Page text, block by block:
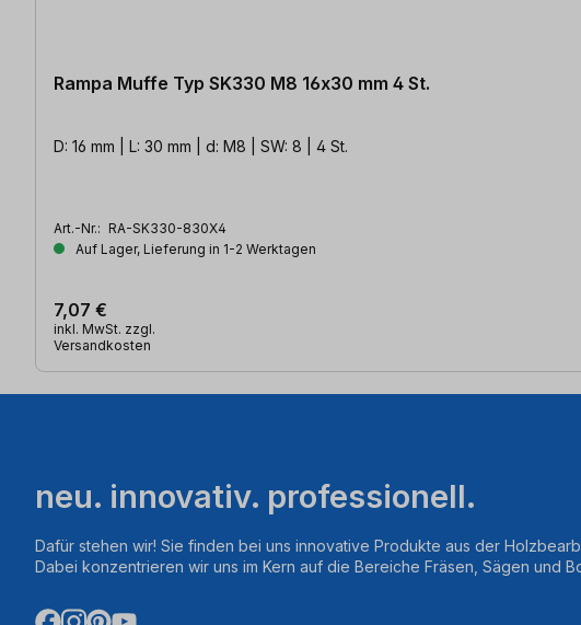
Rampa Muffe Typ SK330 M8 16x30 mm 4 St.
D: 16 mm | L: 30 mm | d: M8 | SW: 8 | 4 St.
Art.-Nr.: RA-SK330-830X4
Auf Lager, Lieferung in 1-2 Werktagen
7,07 €
inkl. MwSt. zzgl.
Versandkosten
neu. innovativ. professionell.
Dafür stehen wir! Sie finden bei uns innovative Produkte aus der
Dabei konzentrieren wir uns im Kern auf die Bereiche Fräsen, Sägen und